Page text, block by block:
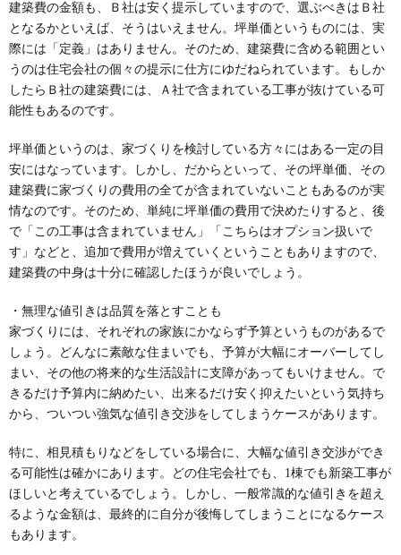
建築費の金額も、Ｂ社は安く提示していますので、選ぶべきはＢ社
となるかといえば、そうはいえません。坪単価というものには、実
際には「定義」はありません。そのため、建築費に含める範囲とい
うのは住宅会社の個々の提示に仕方にゆだねられています。もしか
したらＢ社の建築費には、Ａ社で含まれている工事が抜けている可
能性もあるのです。
坪単価というのは、家づくりを検討している方々にはある一定の目
安にはなっています。しかし、だからといって、その坪単価、その
建築費に家づくりの費用の全てが含まれていないこともあるのが実
情なのです。そのため、単純に坪単価の費用で決めたりすると、後
で「この工事は含まれていません」「こちらはオプション扱いで
す」などと、追加で費用が増えていくということもありますので、
建築費の中身は十分に確認したほうが良いでしょう。
・無理な値引きは品質を落とすことも
家づくりには、それぞれの家族にかならず予算というものがあるで
しょう。どんなに素敵な住まいでも、予算が大幅にオーバーしてし
まい、その他の将来的な生活設計に支障があってもいけません。で
きるだけ予算内に納めたい、出来るだけ安く抑えたいという気持ち
から、ついつい強気な値引き交渉をしてしまうケースがあります。
特に、相見積もりなどをしている場合に、大幅な値引き交渉ができ
る可能性は確かにあります。どの住宅会社でも、1棟でも新築工事が
ほしいと考えているでしょう。しかし、一般常識的な値引きを超え
るような金額は、最終的に自分が後悔してしまうことになるケース
もあります。